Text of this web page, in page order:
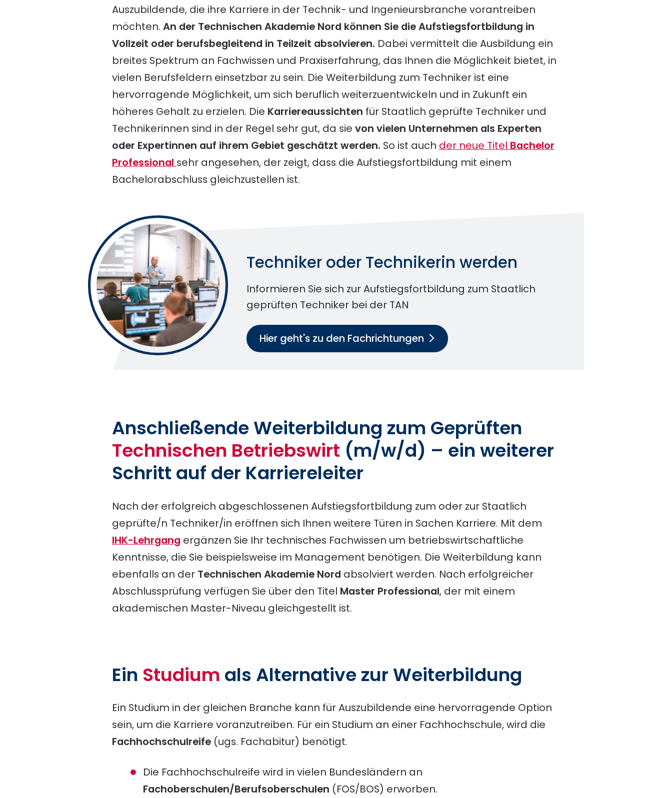
Auszubildende, die ihre Karriere in der Technik- und Ingenieursbranche vorantreiben
möchten. An der Technischen Akademie Nord können Sie die Aufstiegsfortbildung in
Vollzeit oder berufsbegleitend in Teilzeit absolvieren. Dabei vermittelt die Ausbildung ein
breites Spektrum an Fachwissen und Praxiserfahrung, das Ihnen die Möglichkeit bietet, in
vielen Berufsfeldern einsetzbar zu sein. Die Weiterbildung zum Techniker ist eine
hervorragende Möglichkeit, um sich beruflich weiterzuentwickeln und in Zukunft ein
höheres Gehalt zu erzielen. Die Karriereaussichten für Staatlich geprüfte Techniker und
Technikerinnen sind in der Regel sehr gut, da sie von vielen Unternehmen als Experten
oder Expertinnen auf ihrem Gebiet geschätzt werden. So ist auch der neue Titel Bachelor
Professional sehr angesehen, der zeigt, dass die Aufstiegsfortbildung mit einem
Bachelorabschluss gleichzustellen ist.
Techniker oder Technikerin werden
Informieren Sie sich zur Aufstiegsfortbildung zum Staatlich
geprüften Techniker bei der TAN
Hier geht's zu den Fachrichtungen
Anschließende Weiterbildung zum Geprüften
Technischen Betriebswirt (m/w/d) – ein weiterer
Schritt auf der Karriereleiter
Nach der erfolgreich abgeschlossenen Aufstiegsfortbildung zum oder zur Staatlich
geprüfte/n Techniker/in eröffnen sich Ihnen weitere Türen in Sachen Karriere. Mit dem
IHK-Lehrgang ergänzen Sie Ihr technisches Fachwissen um betriebswirtschaftliche
Kenntnisse, die Sie beispielsweise im Management benötigen. Die Weiterbildung kann
ebenfalls an der Technischen Akademie Nord absolviert werden. Nach erfolgreicher
Abschlussprüfung verfügen Sie über den Titel Master Professional, der mit einem
akademischen Master-Niveau gleichgestellt ist.
Ein Studium als Alternative zur Weiterbildung
Ein Studium in der gleichen Branche kann für Auszubildende eine hervorragende Option
sein, um die Karriere voranzutreiben. Für ein Studium an einer Fachhochschule, wird die
Fachhochschulreife (ugs. Fachabitur) benötigt.
Die Fachhochschulreife wird in vielen Bundesländern an
Fachoberschulen/Berufsoberschulen (FOS/BOS) erworben.